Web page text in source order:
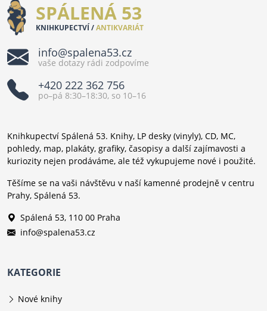
SPÁLENÁ 53
KNIHKUPECTVÍ /ANTIKVARIÁT
info@spalena53.cz
vaše dotazy rádi zodpovíme
+420 222 362 756
po–pá 8:30–18:30, so 10–16
Knihkupectví Spálená 53. Knihy, LP desky (vinyly), CD, MC,
pohledy, map, plakáty, grafiky, časopisy a další zajímavosti a
kuriozity nejen prodáváme, ale též vykupujeme nové i použité.
Těšíme se na vaši návštěvu v naší kamenné prodejně v centru
Prahy, Spálená 53.
Spálená 53, 110 00 Praha
info@spalena53.cz
KATEGORIE
Nové knihy